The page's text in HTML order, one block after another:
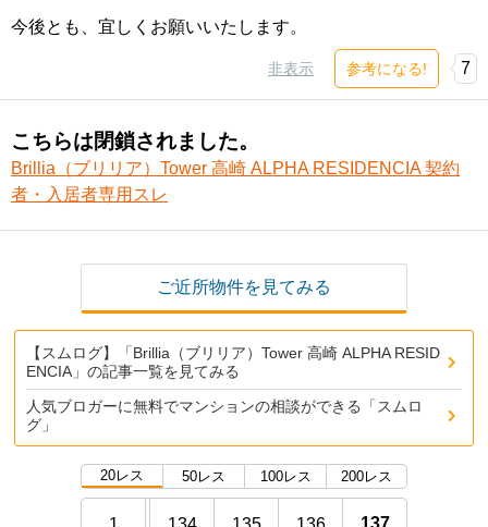
今後とも、宜しくお願いいたします。
非表示 参考になる! 7
こちらは閉鎖されました。
Brillia（ブリリア）Tower 高崎 ALPHA RESIDENCIA 契約
者・入居者専用スレ
ご近所物件を見てみる
【スムログ】「Brillia（ブリリア）Tower 高崎 ALPHA RESID
ENCIA」の記事一覧を見てみる
人気ブロガーに無料でマンションの相談ができる「スムロ
グ」
20レス 50レス 100レス 200レス
137